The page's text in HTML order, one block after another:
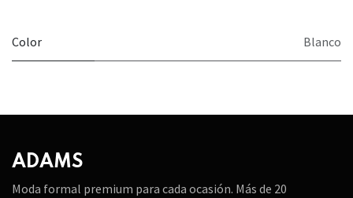
Color Blanco
ADAMS
Moda formal premium para cada ocasión. Más de 20